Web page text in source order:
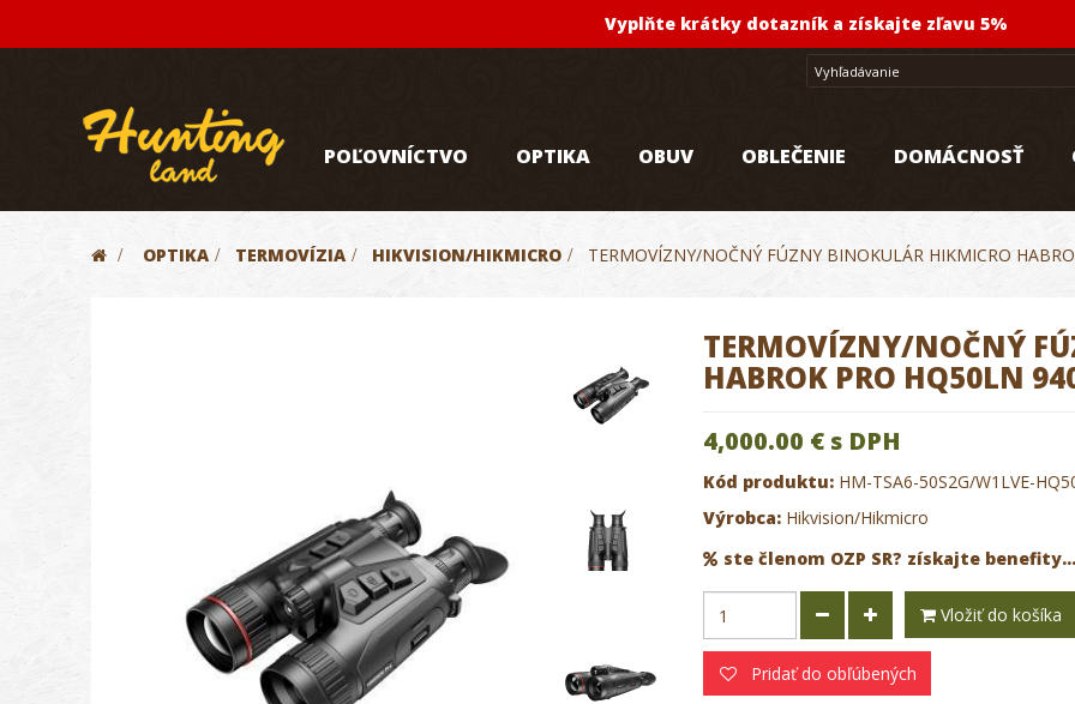
Vyplňte krátky dotazník a získajte zľavu 5%
POĽOVNÍCTVO OPTIKA OBUV OBLEČENIE DOMÁCNOSŤ
> OPTIKA > TERMOVÍZIA > HIKVISION/HIKMICRO > TERMOVÍZNY/NOČNÝ FÚZNY BINOKULÁR HIKMICRO
TERMOVÍZNY/NOČNÝ
HABROK PRO HQ50LN
4,000.00 €s DPH
Kód produktu: HM-TSA6-50S2G/W1LVE-
Výrobca: Hikvision/Hikmicro
ste členom OZP SR? získajte benefity...
Vložiť do košíka
Pridať do obľúbených